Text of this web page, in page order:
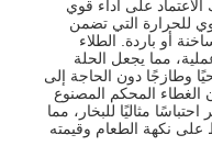
الاعتماد على أداء قوي
للحرارة التي تضمن
أو باردة. الطلاء
مما يجعل الحلة
وطازجًا دون الحاجة إلى
الغطاء المحكم المصنوع
مثاليًا للبخار، مما
نكهة الطعام وقيمته